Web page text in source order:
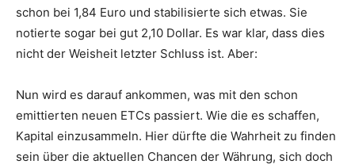
schon bei 1,84 Euro und stabilisierte sich etwas. Sie
notierte sogar bei gut 2,10 Dollar. Es war klar, dass dies
nicht der Weisheit letzter Schluss ist. Aber:
Nun wird es darauf ankommen, was mit den schon
emittierten neuen ETCs passiert. Wie die es schaffen,
Kapital einzusammeln. Hier dürfte die Wahrheit zu finden
sein über die aktuellen Chancen der Währung, sich doch